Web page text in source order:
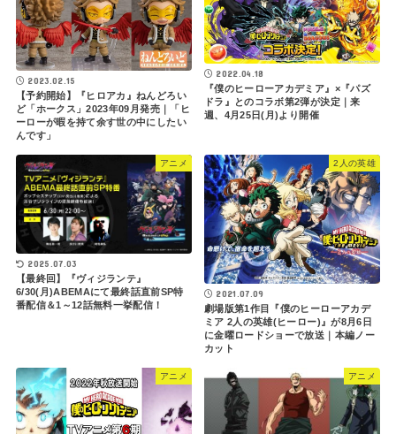
2023.02.15
【予約開始】『ヒロアカ』ねんどろい
ど「ホークス」2023年09月発売｜「ヒ
ーローが暇を持て余す世の中にしたい
んです」
2022.04.18
『僕のヒーローアカデミア』×『パズ
ドラ』とのコラボ第2弾が決定｜来
週、4月25日(月)より開催
アニメ
2025.07.03
【最終回】『ヴィジランテ』
6/30(月)ABEMAにて最終話直前SP特
番配信＆1～12話無料一挙配信！
2人の英雄
2021.07.09
劇場版第1作目『僕のヒーローアカデ
ミア 2人の英雄(ヒーロー)』が8月6日
に金曜ロードショーで放送｜本編ノー
カット
アニメ アニメ